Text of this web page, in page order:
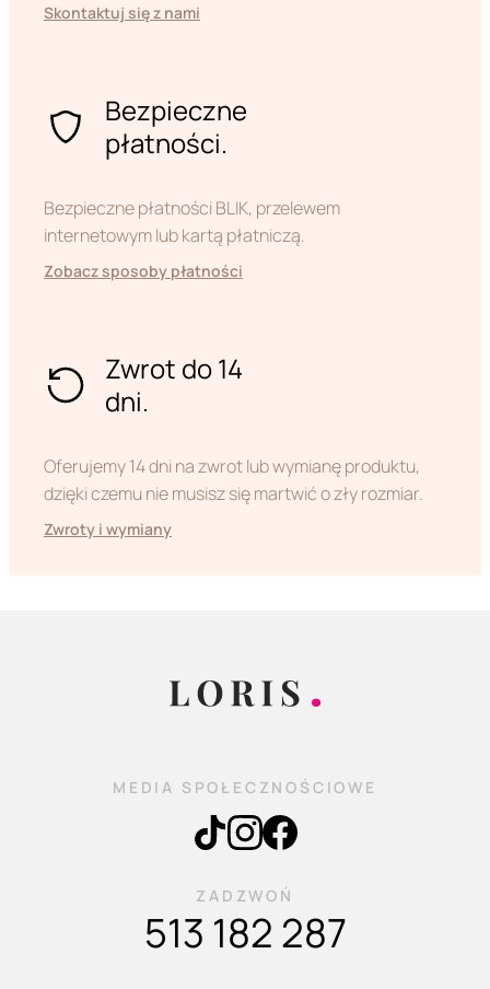
Skontaktuj się z nami
Bezpieczne
płatności.
Bezpieczne płatności BLIK, przelewem
internetowym lub kartą płatniczą.
Zobacz sposoby płatności
Zwrot do 14
dni.
Oferujemy 14 dni na zwrot lub wymianę produktu,
dzięki czemu nie musisz się martwić o zły rozmiar.
Zwroty i wymiany
MEDIA SPOŁECZNOŚCIOWE
ZADZWOŃ
513 182 287